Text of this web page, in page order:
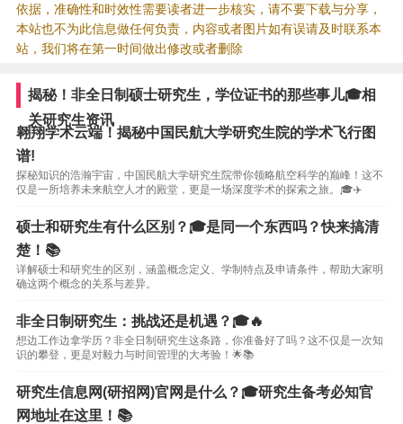
依据，准确性和时效性需要读者进一步核实，请不要下载与分享，
本站也不为此信息做任何负责，内容或者图片如有误请及时联系本
站，我们将在第一时间做出修改或者删除
揭秘！非全日制硕士研究生，学位证书的那些事儿🎓相
关研究生资讯
翱翔学术云端！揭秘中国民航大学研究生院的学术飞行图
谱!
探秘知识的浩瀚宇宙，中国民航大学研究生院带你领略航空科学的巅峰！这不
仅是一所培养未来航空人才的殿堂，更是一场深度学术的探索之旅。🎓✈️
硕士和研究生有什么区别？🎓是同一个东西吗？快来搞清
楚！📚
详解硕士和研究生的区别，涵盖概念定义、学制特点及申请条件，帮助大家明
确这两个概念的关系与差异。
非全日制研究生：挑战还是机遇？🎓🔥
想边工作边拿学历？非全日制研究生这条路，你准备好了吗？这不仅是一次知
识的攀登，更是对毅力与时间管理的大考验！🌟📚
研究生信息网(研招网)官网是什么？🎓研究生备考必知官
网地址在这里！📚